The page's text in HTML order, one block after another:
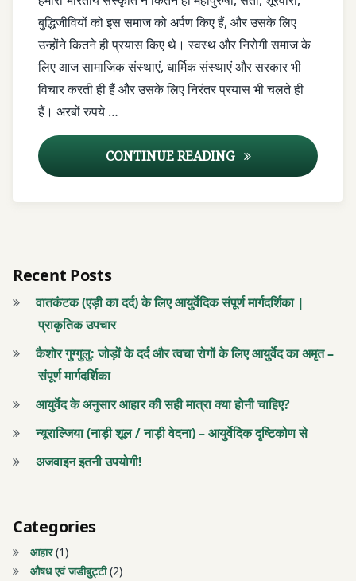
वाला
आयुर्वेदिक
टीकाकरण
आयुर्वेदिक
सोने की
बूंदें
इम्युनिटी
में सुधार
घी
शहद
टीकाकरण
डॉ.
निकुल
शक्ति
बुद्धिजीवियों को इस समाज को अर्पण किए हैं, और उसके लिए
उन्होंने कितने ही प्रयास किए थे। स्वस्थ और निरोगी समाज के
लिए आज सामाजिक संस्थाएं, धार्मिक संस्थाएं और सरकार भी
विचार करती ही हैं और उसके लिए निरंतर प्रयास भी चलते ही
हैं। अरबों रुपये …
CONTINUE READING सुवर्णप्राशन संस्कार – एक
आयुर्वेदिक
टीकाकरण
आयुर्वेदिक
सोने की
बूंदें
इम्युनिटी
में सुधार
और
शहद
टीकाकरण
डॉ.
निकुल
पाचन
शक्ति
में
वृद्धि
Recent Posts
वातकंटक (एड़ी का दर्द) के लिए आयुर्वेदिक संपूर्ण मार्गदर्शिका |
प्राकृतिक उपचार
कैशोर गुग्गुलु: जोड़ों के दर्द और त्वचा रोगों के लिए आयुर्वेद का अमृत –
संपूर्ण मार्गदर्शिका
आयुर्वेद के अनुसार आहार की सही मात्रा क्या होनी चाहिए?
न्यूराल्जिया (नाड़ी शूल / नाड़ी वेदना) – आयुर्वेदिक दृष्टिकोण से
अजवाइन इतनी उपयोगी!
Categories
आहार(1)
औषध एवं जडीबुट्टी(2)